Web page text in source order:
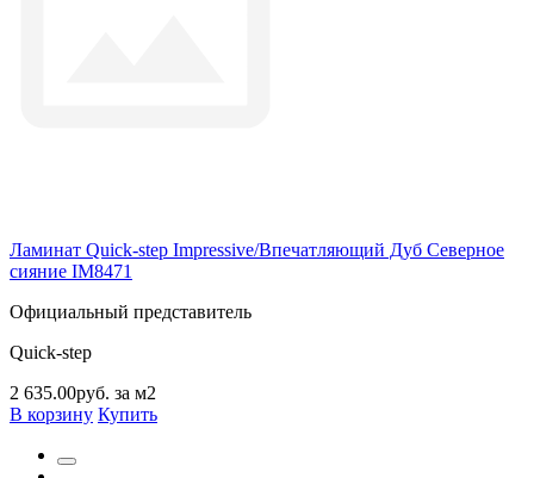
Ламинат Quick-step Impressive/Впечатляющий Дуб Северное
сияние IM8471
Официальный представитель
Quick-step
2 635.00руб. за м2
В корзину Купить